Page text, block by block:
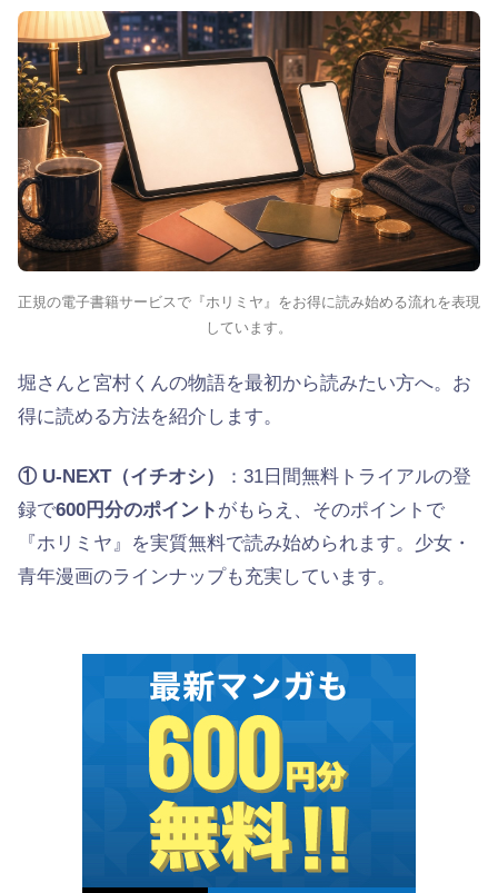
正規の電子書籍サービスで『ホリミヤ』をお得に読み始める流れを表現
しています。
堀さんと宮村くんの物語を最初から読みたい方へ。お
得に読める方法を紹介します。
① U-NEXT（イチオシ）
：31日間無料トライアルの登
録で600円分のポイント がもらえ、そのポイントで
『ホリミヤ』を実質無料で読み始められます。少女・
青年漫画のラインナップも充実しています。